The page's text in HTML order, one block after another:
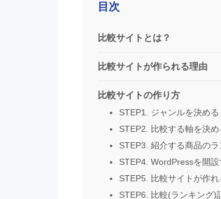
目次
比較サイトとは？
比較サイトが作られる理由
比較サイトの作り方
STEP1. ジャンルを決める
STEP2. 比較する軸を決め
STEP3. 紹介する商品の
STEP4. WordPressを開設
STEP5. 比較サイトが作
STEP6. 比較(ランキング)